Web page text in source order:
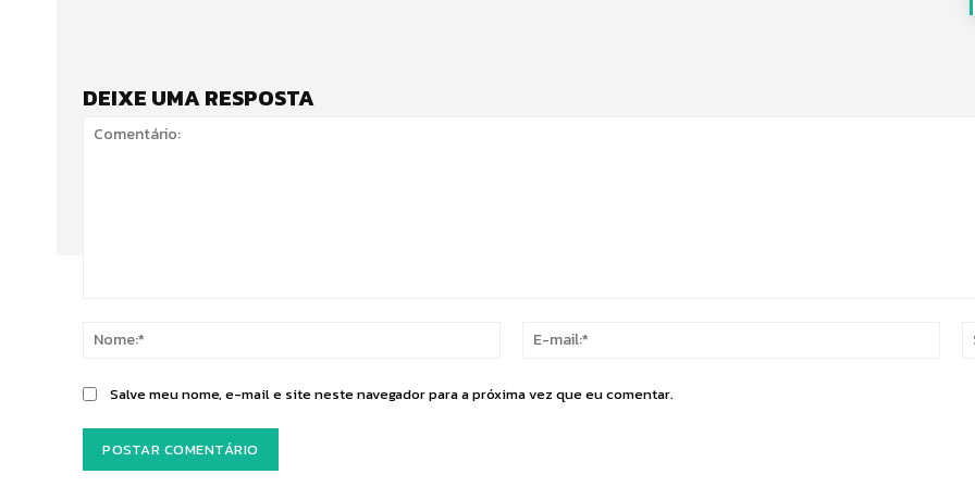
DEIXE UMA RESPOSTA
Nome:*
Salve meu nome, e-mail e site neste navegador para a próxima vez que eu comentar.